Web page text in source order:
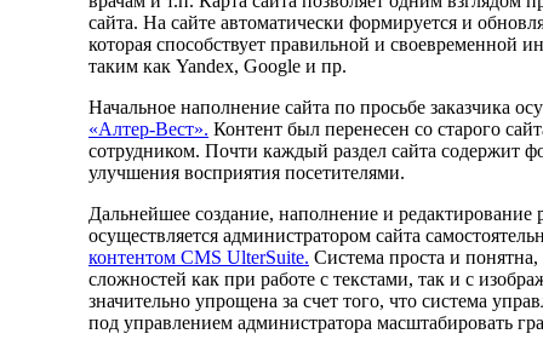
сайта. На сайте автоматически формируется и
которая способствует правильной и своевременной
таким как Yandex, Google и пр.
Начальное наполнение сайта по просьбе заказчика
«Алтер-Вест». Контент был перенесен со старого
сотрудником. Почти каждый раздел сайта содержит
улучшения восприятия посетителями.
Дальнейшее создание, наполнение и редактирование
осуществляется администратором сайта
контентом CMS UlterSuite. Система проста и
сложностей как при работе с текстами, так и с
значительно упрощена за счет того, что система
под управлением администратора масштабировать